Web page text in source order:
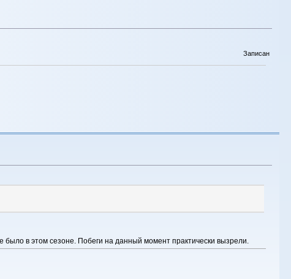
Записан
в этом сезоне. Побеги на данный момент практически вызрели.